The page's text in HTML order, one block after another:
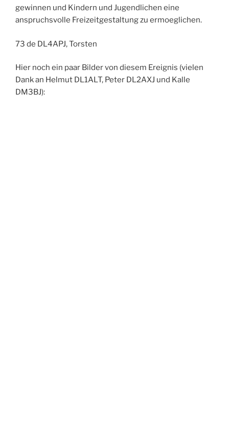
gewinnen und Kindern und Jugendlichen eine
anspruchsvolle Freizeitgestaltung zu ermoeglichen.
73 de DL4APJ, Torsten
Hier noch ein paar Bilder von diesem Ereignis (vielen
Dank an Helmut DL1ALT, Peter DL2AXJ und Kalle
DM3BJ):